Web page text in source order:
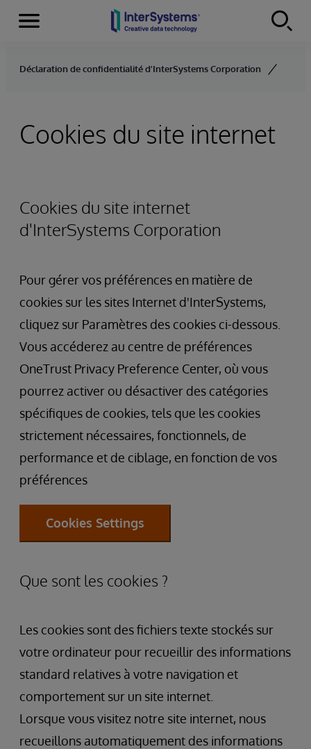
Skip to content
Menu
Déclaration de confidentialité d'InterSystems Corporation
Cookies du site internet
Cookies du site internet
d'InterSystems Corporation
Pour gérer vos préférences en matière de
cookies sur les sites Internet d'InterSystems,
cliquez sur Paramètres des cookies ci-dessous.
Vous accéderez au centre de préférences
OneTrust Privacy Preference Center, où vous
pourrez activer ou désactiver des catégories
spécifiques de cookies, tels que les cookies
strictement nécessaires, fonctionnels, de
performance et de ciblage, en fonction de vos
préférences
Cookies Settings
Que sont les cookies ?
Les cookies sont des fichiers texte stockés sur
votre ordinateur pour recueillir des informations
standard relatives à votre navigation et
comportement sur un site internet.
Lorsque vous visitez notre site internet, nous
recueillons automatiquement des informations